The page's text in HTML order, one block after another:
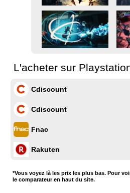
L'acheter sur
Cdiscount
Cdiscount
Fnac
Rakuten
*Vous voyez là les prix les plus bas. Pour
le comparateur en haut du site.